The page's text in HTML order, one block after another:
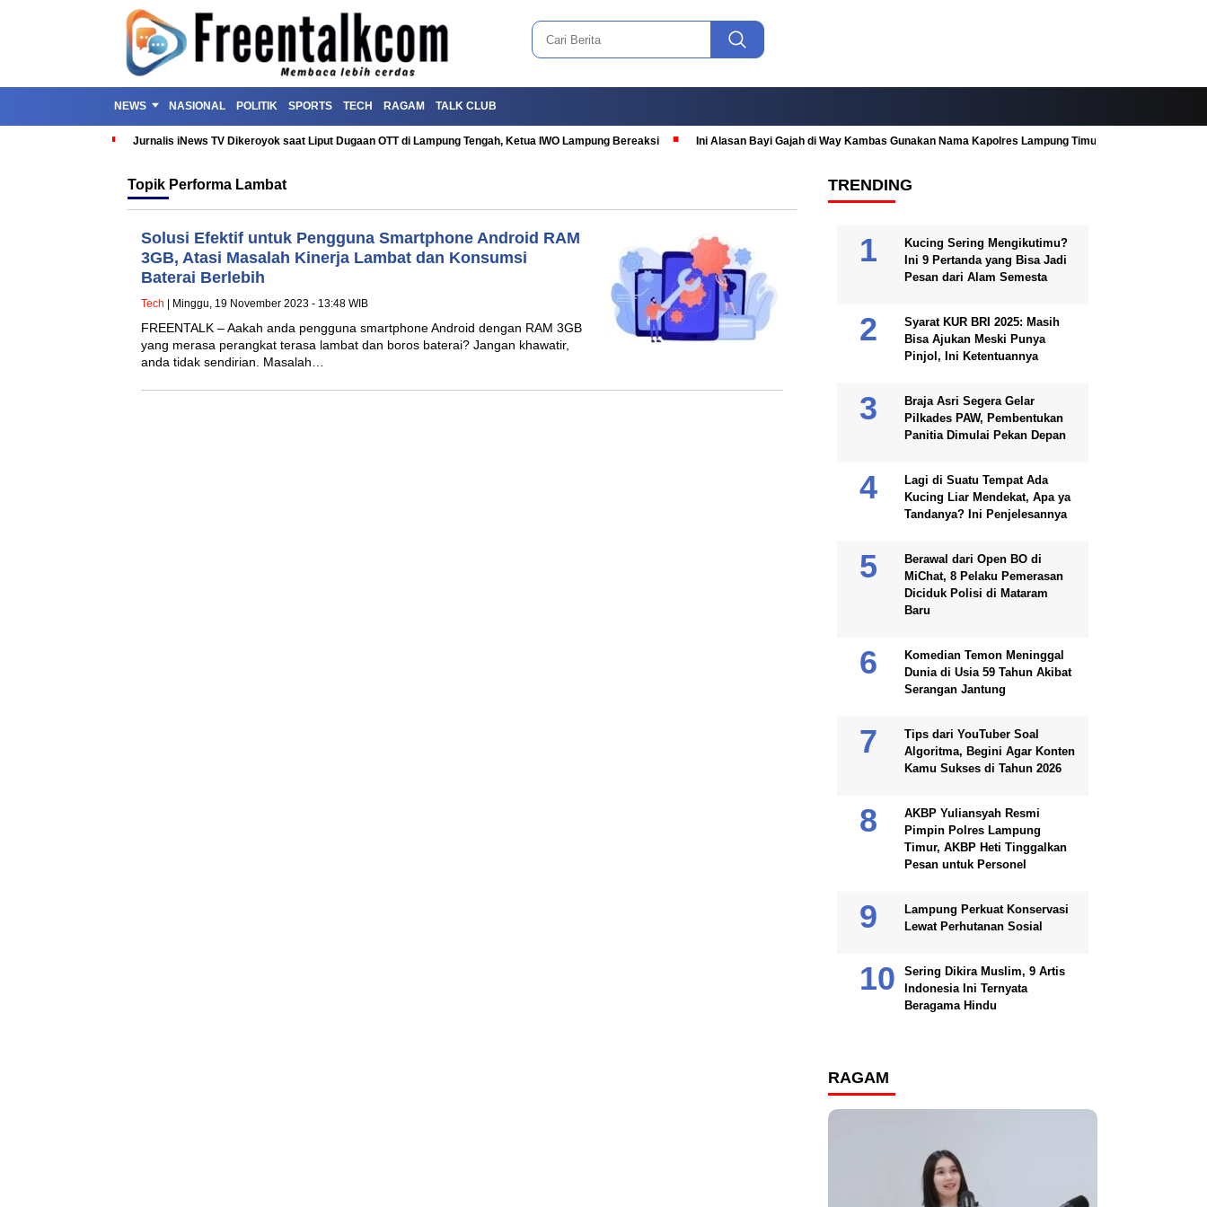
NEWS NASIONAL POLITIK SPORTS TECH RAGAM TALK CLUB
Jurnalis iNews TV Dikeroyok saat Liput Dugaan OTT di Lampung Tengah, Ketua IWO Lampung Bereaksi Ini Alasan Bayi Gajah di Way Kambas Gunakan Nama Kapolres Lampung Timur
Topik Performa Lambat
Solusi Efektif untuk Pengguna Smartphone Android RAM
3GB, Atasi Masalah Kinerja Lambat dan Konsumsi
Baterai Berlebih
Tech | Minggu, 19 November 2023 - 13:48 WIB
FREENTALK – Aakah anda pengguna smartphone Android dengan RAM 3GB
yang merasa perangkat terasa lambat dan boros baterai? Jangan khawatir,
anda tidak sendirian. Masalah…
TRENDING
Kucing Sering Mengikutimu?
Ini 9 Pertanda yang Bisa Jadi
Pesan dari Alam Semesta
Syarat KUR BRI 2025: Masih
Bisa Ajukan Meski Punya
Pinjol, Ini Ketentuannya
Braja Asri Segera Gelar
Pilkades PAW, Pembentukan
Panitia Dimulai Pekan Depan
Lagi di Suatu Tempat Ada
Kucing Liar Mendekat, Apa ya
Tandanya? Ini Penjelesannya
Berawal dari Open BO di
MiChat, 8 Pelaku Pemerasan
Diciduk Polisi di Mataram
Baru
Komedian Temon Meninggal
Dunia di Usia 59 Tahun Akibat
Serangan Jantung
Tips dari YouTuber Soal
Algoritma, Begini Agar Konten
Kamu Sukses di Tahun 2026
AKBP Yuliansyah Resmi
Pimpin Polres Lampung
Timur, AKBP Heti Tinggalkan
Pesan untuk Personel
Lampung Perkuat Konservasi
Lewat Perhutanan Sosial
Sering Dikira Muslim, 9 Artis
Indonesia Ini Ternyata
Beragama Hindu
RAGAM